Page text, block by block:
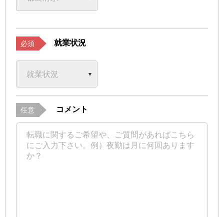
必須 就業状況
任意 コメント